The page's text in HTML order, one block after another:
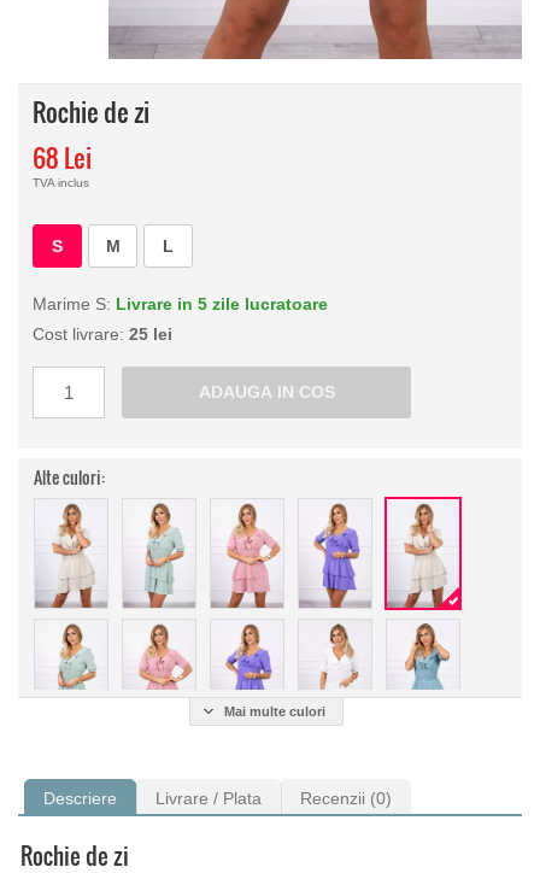
Rochie de zi
68 Lei
TVA inclus
S M L
Marime S: Livrare in 5 zile lucratoare
Cost livrare: 25 lei
Alte culori:
Mai multe culori
Descriere Livrare / Plata Recenzii (0)
Rochie de zi